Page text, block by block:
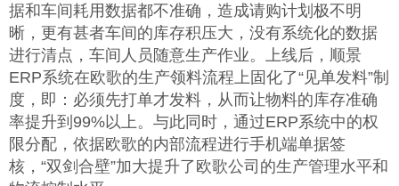
据和车间耗用数据都不准确，造成请购计划极不明
晰，更有甚者车间的库存积压大，没有系统化的数据
进行清点，车间人员随意生产作业。上线后，顺景
ERP系统在欧歌的生产领料流程上固化了“见单发料”制
度，即：必须先打单才发料，从而让物料的库存准确
率提升到99%以上。与此同时，通过ERP系统中的权
限分配，依据欧歌的内部流程进行手机端单据签
核，“双剑合壁”加大提升了欧歌公司的生产管理水平和